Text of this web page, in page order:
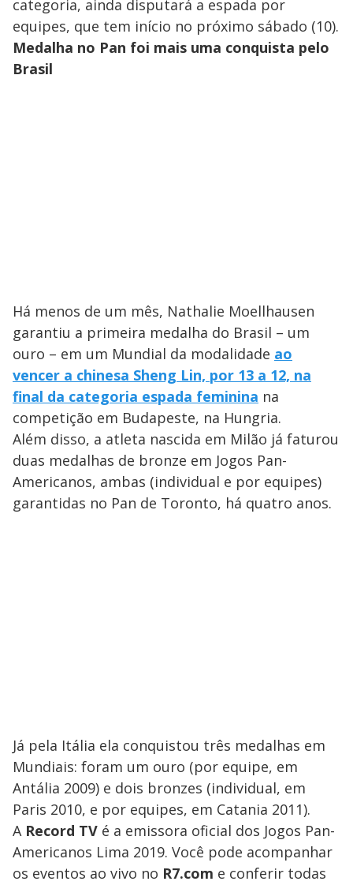
categoria, ainda disputará a espada por
equipes, que tem início no próximo sábado (10).
Medalha no Pan foi mais uma conquista pelo
Brasil
Há menos de um mês, Nathalie Moellhausen
garantiu a primeira medalha do Brasil – um
ouro – em um Mundial da modalidade ao
vencer a chinesa Sheng Lin, por 13 a 12, na
final da categoria espada feminina na
competição em Budapeste, na Hungria.
Além disso, a atleta nascida em Milão já faturou
duas medalhas de bronze em Jogos Pan-
Americanos, ambas (individual e por equipes)
garantidas no Pan de Toronto, há quatro anos.
Já pela Itália ela conquistou três medalhas em
Mundiais: foram um ouro (por equipe, em
Antália 2009) e dois bronzes (individual, em
Paris 2010, e por equipes, em Catania 2011).
A Record TV é a emissora oficial dos Jogos Pan-
Americanos Lima 2019. Você pode acompanhar
os eventos ao vivo no R7.com e conferir todas